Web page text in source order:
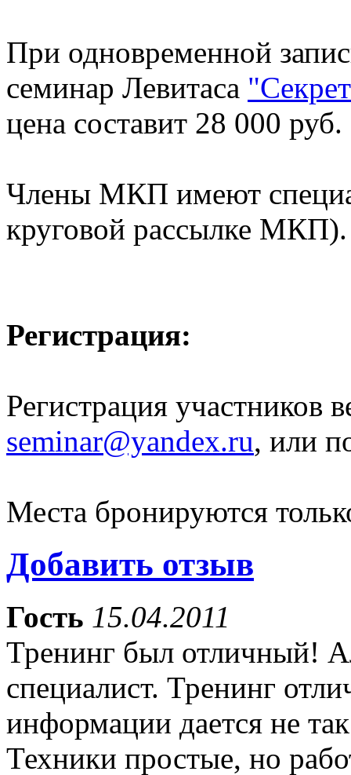
При одновременной
семинар Левитаса
цена составит 28 000
Члены МКП имеют
круговой рассылке МКП).
Регистрация:
Регистрация участников
seminar@yandex.ru, или
Места бронируются
Добавить отзыв
Гость 15.04.2011
Тренинг был отличный!
специалист. Тренинг
информации дается не
Техники простые, но